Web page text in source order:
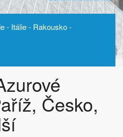
- Itálie - Rakousko -
Česko,